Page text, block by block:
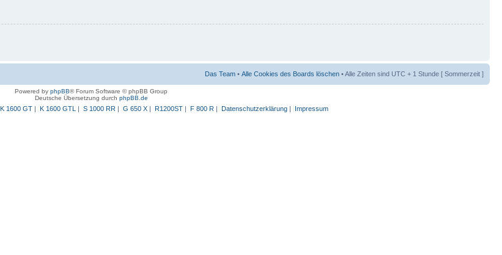
Das Team • Alle Cookies des Boards löschen • Alle Zeiten sind UTC + 1 Stunde [ Sommerzeit ]
Powered by phpBB® Forum Software © phpBB Group
Deutsche Übersetzung durch phpBB.de
K 1600 GT| K 1600 GTL | S 1000 RR | G 650 X| R1200ST| F 800 R | Datenschutzerklärung| Impressum